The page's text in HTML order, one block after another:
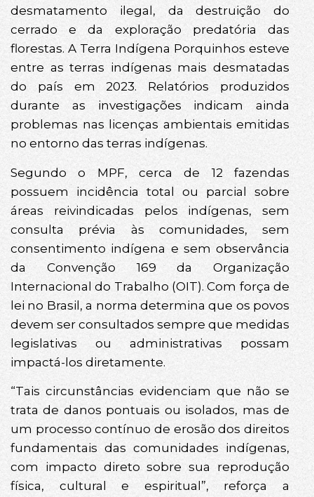
desmatamento ilegal, da destruição do
cerrado e da exploração predatória das
florestas. A Terra Indígena Porquinhos esteve
entre as terras indígenas mais desmatadas
do país em 2023. Relatórios produzidos
durante as investigações indicam ainda
problemas nas licenças ambientais emitidas
no entorno das terras indígenas.
Segundo o MPF, cerca de 12 fazendas
possuem incidência total ou parcial sobre
áreas reivindicadas pelos indígenas, sem
consulta prévia às comunidades, sem
consentimento indígena e sem observância
da Convenção 169 da Organização
Internacional do Trabalho (OIT). Com força de
lei no Brasil, a norma determina que os povos
devem ser consultados sempre que medidas
legislativas ou administrativas possam
impactá-los diretamente.
“Tais circunstâncias evidenciam que não se
trata de danos pontuais ou isolados, mas de
um processo contínuo de erosão dos direitos
fundamentais das comunidades indígenas,
com impacto direto sobre sua reprodução
física, cultural e espiritual”, reforça a